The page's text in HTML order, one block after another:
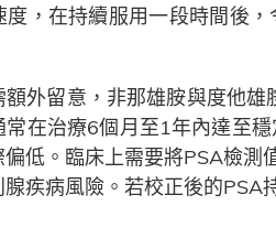
度，在持續服用一段時間後
外留意，非那雄胺與度他
常在治療6個月至1年內達至
低。臨床上需要將PSA檢
疾病風險。若校正後的PSA